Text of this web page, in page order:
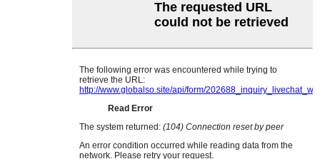
Swahili
Tajik
Telugu
Ukrainian
Urdu
Welsh
Xhosa
Yiddish